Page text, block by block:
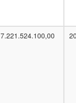
7.221.524.100,00